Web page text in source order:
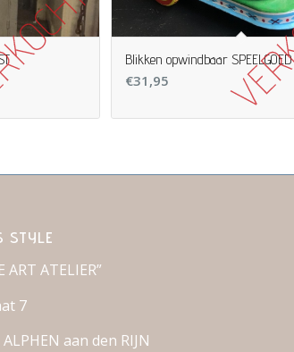
Blikken opwindbaar SPEELGOED
€31,95
STYLE
ART ATELIER”
7
aan den RIJN